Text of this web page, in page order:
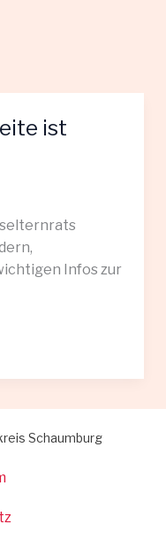
ist
Infos zur
Schaumburg